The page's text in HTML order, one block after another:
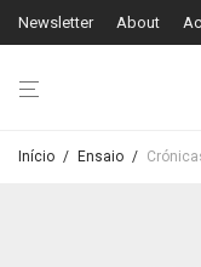
Newsletter About
Início / Ensaio / Crónicas: